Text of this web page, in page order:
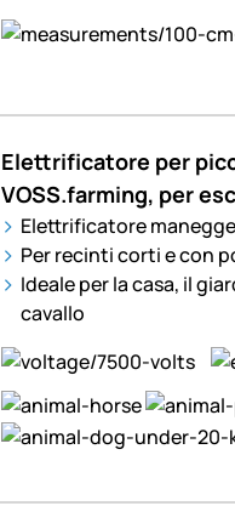
Elettrificatore per
VOSS.farming, per
Elettrificatore
Per recinti corti e con
Ideale per la casa, il
cavallo